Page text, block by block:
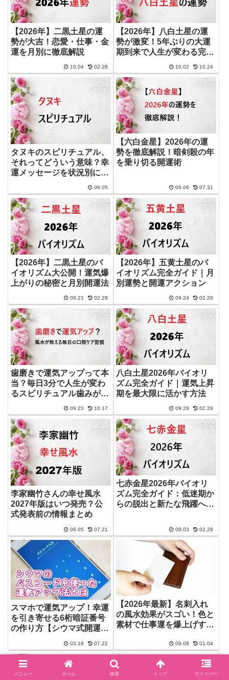
【2026年】二黒土星の運
勢が大吉！恋愛・仕事・金
運を月別に徹底解説
10.04 02.28
【2026年】八白土星の運
勢が激変！5年ぶりの大運
期到来で人生が変わる完全
10.02 10.24
タヌキのスピリチュアル、
それってどういう意味？幸
運メッセージを状況別にひ
06.05
【六白金星】2026年の運
勢を徹底解説！暗剣殺の年
を乗り切る開運術
06.06 07.31
【2026年】二黒土星のバ
イオリズム大公開！運気爆
上がりの秘密と月別開運法
09.21 02.28
【2026年】五黄土星のバ
イオリズム完全ガイド｜月
別運勢と開運アクション
09.24 02.28
歯磨きで運気アップって本
当？毎日3分で人生が変わ
るスピリチュアル歯みがき
09.23 10.17
八白土星2026年バイオリ
ズム完全ガイド｜運気上昇
期を最大限に活かす方法
09.29 02.28
李家幽竹さんの幸せ風水
2027年版はいつ発売？公
式発表前の情報まとめ
06.05 07.21
七赤金星2026年バイオリ
ズム完全ガイド：低迷期か
らの脱出と新たな飛躍への
09.03 02.28
スマホで運気アップ！幸運
を引き寄せる6桁暗証番号
の作り方【シウマ式開運数
03.18 07.22
【2026年最新】名刺入れ
の風水効果がスゴい！色と
素材で仕事運を爆上げする
09.08 01.04
メニュー ホーム 検索 トップ サイドバー